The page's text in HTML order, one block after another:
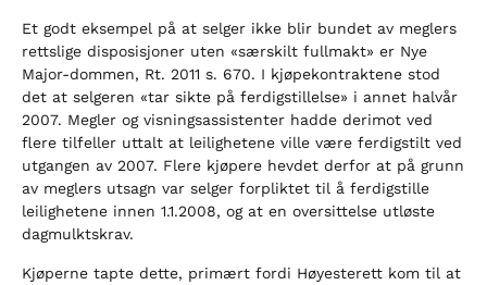
Et godt eksempel på at selger ikke blir bundet av meglers
rettslige disposisjoner uten «særskilt fullmakt» er Nye
Major-dommen, Rt. 2011 s. 670. I kjøpekontraktene stod
det at selgeren «tar sikte på ferdigstillelse» i annet halvår
2007. Megler og visningsassistenter hadde derimot ved
flere tilfeller uttalt at leilighetene ville være ferdigstilt ved
utgangen av 2007. Flere kjøpere hevdet derfor at på grunn
av meglers utsagn var selger forpliktet til å ferdigstille
leilighetene innen 1.1.2008, og at en oversittelse utløste
dagmulktskrav.
Kjøperne tapte dette, primært fordi Høyesterett kom til at